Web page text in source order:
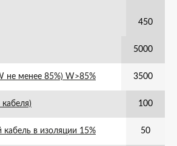
450
5000
не менее 85%) W>85% 3500
100
в изоляции 15% 50